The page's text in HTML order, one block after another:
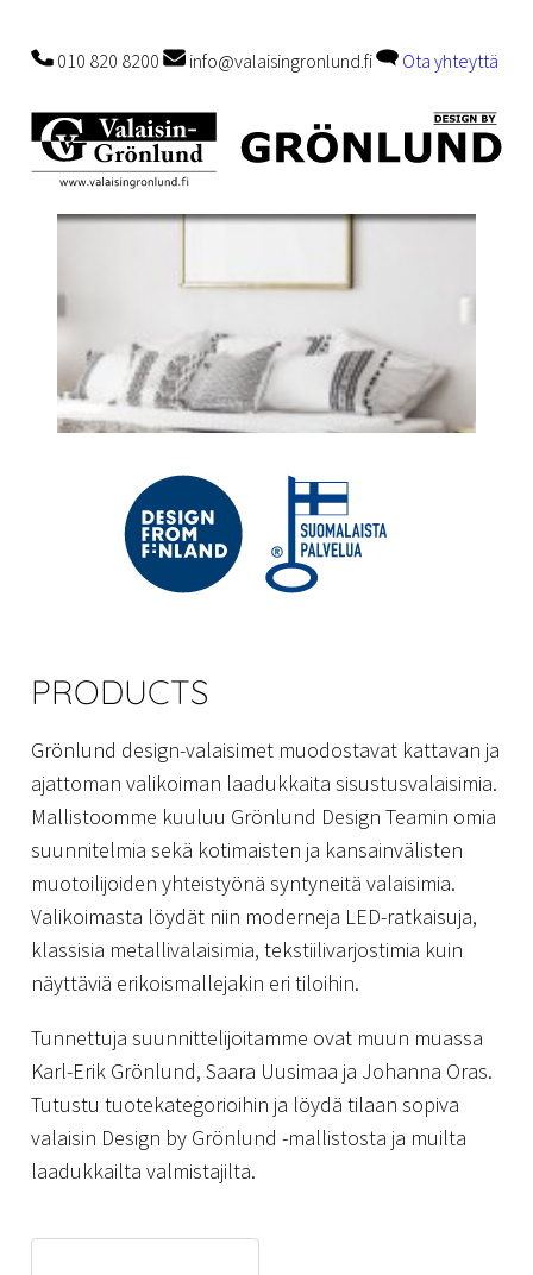
010 820 8200 info@valaisingronlund.fi Ota yhteyttä
PRODUCTS
Grönlund design-valaisimet muodostavat kattavan ja
ajattoman valikoiman laadukkaita sisustusvalaisimia.
Mallistoomme kuuluu Grönlund Design Teamin omia
suunnitelmia sekä kotimaisten ja kansainvälisten
muotoilijoiden yhteistyönä syntyneitä valaisimia.
Valikoimasta löydät niin moderneja LED-ratkaisuja,
klassisia metallivalaisimia, tekstiilivarjostimia kuin
näyttäviä erikoismallejakin eri tiloihin.
Tunnettuja suunnittelijoitamme ovat muun muassa
Karl-Erik Grönlund, Saara Uusimaa ja Johanna Oras.
Tutustu tuotekategorioihin ja löydä tilaan sopiva
valaisin Design by Grönlund -mallistosta ja muilta
laadukkailta valmistajilta.